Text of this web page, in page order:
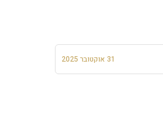
31 אוקטובר 2025